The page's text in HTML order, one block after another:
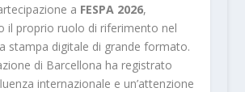
a FESPA 2026,
il proprio ruolo di riferimento nel
stampa digitale di grande formato.
di Barcellona ha registrato
internazionale e un’attenzione